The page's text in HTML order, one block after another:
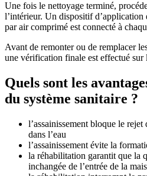
Une fois le nettoyage terminé,
l’intérieur. Un dispositif d’application
par air comprimé est connecté à
Avant de remonter ou de remplacer
une vérification finale est effectué sur
Quels sont les
du système sanitaire ?
l’assainissement bloque le rejet
dans l’eau
l’assainissement évite la
la réhabilitation garantit que la
inchangée de l’entrée de la